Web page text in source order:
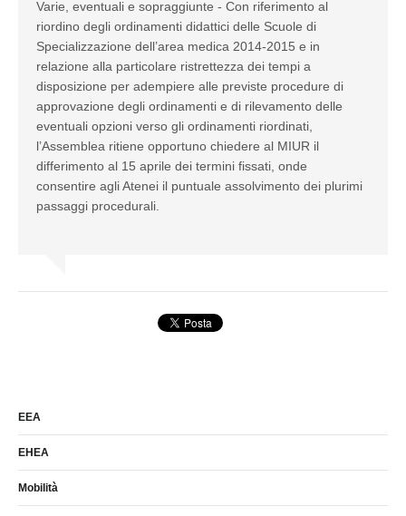
Varie, eventuali e sopraggiunte - Con riferimento al
riordino degli ordinamenti didattici delle Scuole di
Specializzazione dell’area medica 2014-2015 e in
relazione alla particolare ristrettezza dei tempi a
disposizione per adempiere alle previste procedure di
approvazione degli ordinamenti e di rilevamento delle
eventuali opzioni verso gli ordinamenti riordinati,
l’Assemblea ritiene opportuno chiedere al MIUR il
differimento al 15 aprile dei termini fissati, onde
consentire agli Atenei il puntuale assolvimento dei plurimi
passaggi procedurali.
EEA
EHEA
Mobilità